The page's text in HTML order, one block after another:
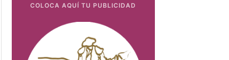
COLOCA AQUÍ TU PUBLICIDAD